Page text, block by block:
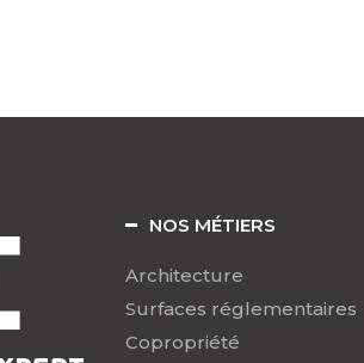
NOS MÉTIERS
Architecture
Surfaces réglementaires
Copropriété